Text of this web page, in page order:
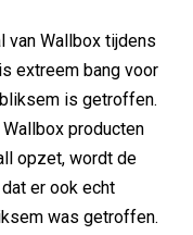
van Wallbox tijdens
extreem bang voor
is getroffen.
producten
opzet, wordt de
er ook echt
was getroffen.